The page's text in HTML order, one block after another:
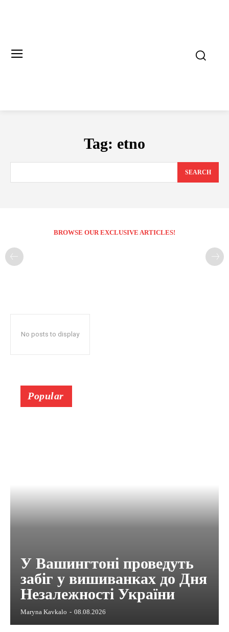
Tag: etno
SEARCH
BROWSE OUR EXCLUSIVE ARTICLES!
No posts to display
Popular
У Вашингтоні проведуть
забіг у вишиванках до Дня
Незалежності України
Maryna Kavkalo - 08.08.2026